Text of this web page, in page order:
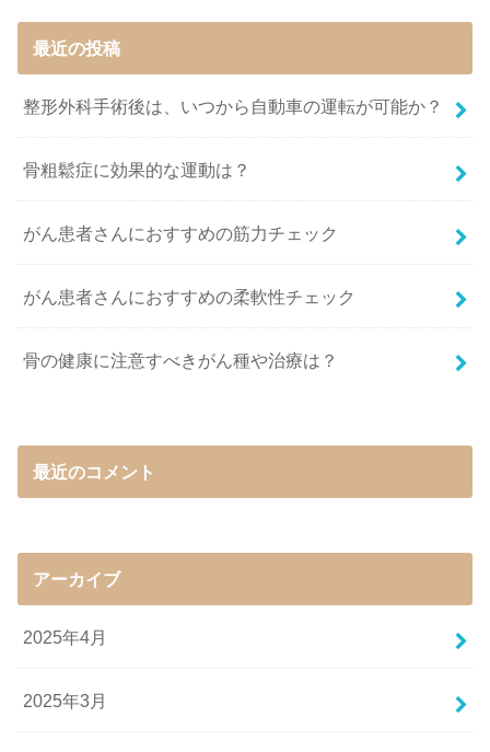
最近の投稿
整形外科手術後は、いつから自動車の運転が可能か？
骨粗鬆症に効果的な運動は？
がん患者さんにおすすめの筋力チェック
がん患者さんにおすすめの柔軟性チェック
骨の健康に注意すべきがん種や治療は？
最近のコメント
アーカイブ
2025年4月
2025年3月